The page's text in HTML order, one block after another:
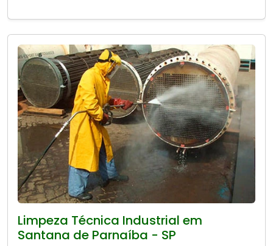
Limpeza Técnica Industrial em
Santana de Parnaíba - SP